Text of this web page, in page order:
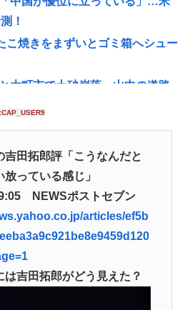
！
こ焼きをまずいとゴミ箱へシュー
と大町市で土砂崩落 山中の道路
ChatGPTは68%
に失望「相談しても具体的に何
つく。福祉は自由が奪われる」
ョンですれ違う時に「こんにち
奴がクソ気持ち悪い。話しかけ
裁から解放】「いずれ本物の戦
吉田拓郎評「こうなんだと
っている感じ」
NEWSポストセブン
articles/ef5b
は吉田拓郎がどう見えた？